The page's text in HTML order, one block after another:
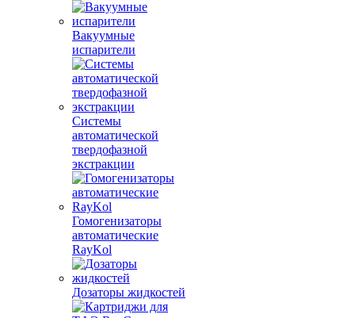
Вакуумные
испарители
Системы
автоматической
твердофазной
экстракции
Гомогенизаторы
автоматические
RayKol
Дозаторы жидкостей